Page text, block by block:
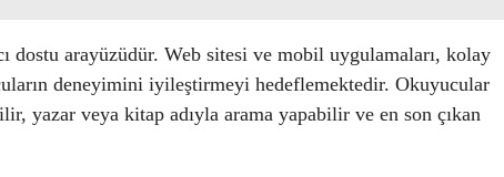
dostu arayüzüdür. Web sitesi ve mobil uygulamaları, kolay
deneyimini iyileştirmeyi hedeflemektedir. Okuyucular
yazar veya kitap adıyla arama yapabilir ve en son çıkan